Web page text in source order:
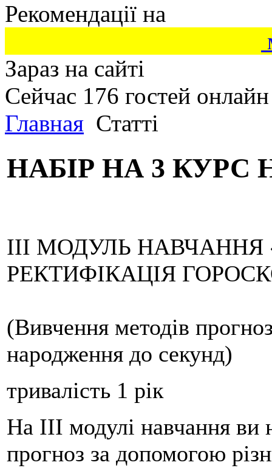
Рекомендації на
Зараз на сайті
Сейчас 176 гостей онлайн
Главная Статті
НАБІР НА 3 КУРС
ІІІ МОДУЛЬ
РЕКТИФІКАЦІЯ
(Вивчення методів
народження до секунд)
тривалість 1 рік
На III модулі навчання ви
прогноз за допомогою